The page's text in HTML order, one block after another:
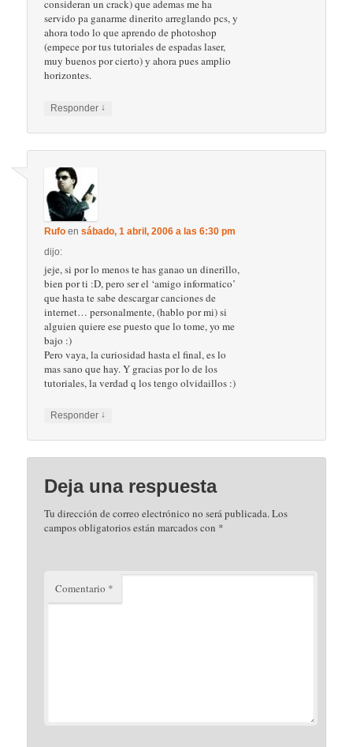
consideran un crack) que ademas me ha
servido pa ganarme dinerito arreglando pcs, y
ahora todo lo que aprendo de photoshop
(empece por tus tutoriales de espadas laser,
muy buenos por cierto) y ahora pues amplio
horizontes.
Responder ↓
Rufo ensábado, 1 abril, 2006 a las 6:30 pm
dijo:
jeje, si por lo menos te has ganao un dinerillo,
bien por ti :D, pero ser el ‘amigo informatico’
que hasta te sabe descargar canciones de
internet… personalmente, (hablo por mi) si
alguien quiere ese puesto que lo tome, yo me
bajo :)
Pero vaya, la curiosidad hasta el final, es lo
mas sano que hay. Y gracias por lo de los
tutoriales, la verdad q los tengo olvidaillos :)
Responder ↓
Deja una respuesta
Tu dirección de correo electrónico no será publicada.Los
campos obligatorios están marcados con *
Comentario *